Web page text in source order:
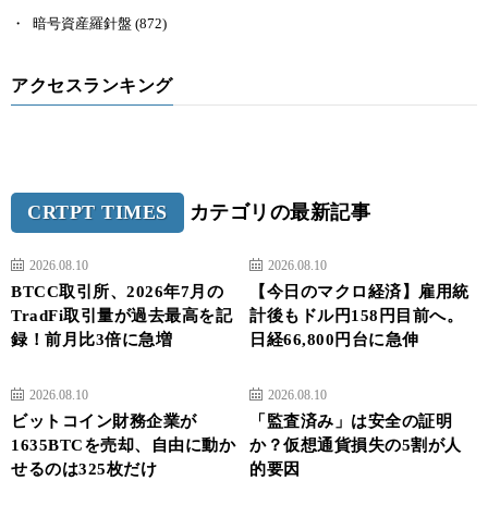
暗号資産羅針盤 (872)
アクセスランキング
CRTPT TIMES カテゴリの最新記事
2026.08.10
BTCC取引所、2026年7月の
TradFi取引量が過去最高を記
録！前月比3倍に急増
2026.08.10
【今日のマクロ経済】雇用統
計後もドル円158円目前へ。
日経66,800円台に急伸
2026.08.10
ビットコイン財務企業が
1635BTCを売却、自由に動か
せるのは325枚だけ
2026.08.10
「監査済み」は安全の証明
か？仮想通貨損失の5割が人
的要因